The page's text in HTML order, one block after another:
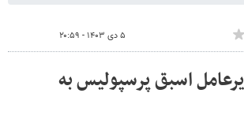
۵ دی ۱۴۰۳ - ۲۰:۵۹
اسبق پرسپولیس به